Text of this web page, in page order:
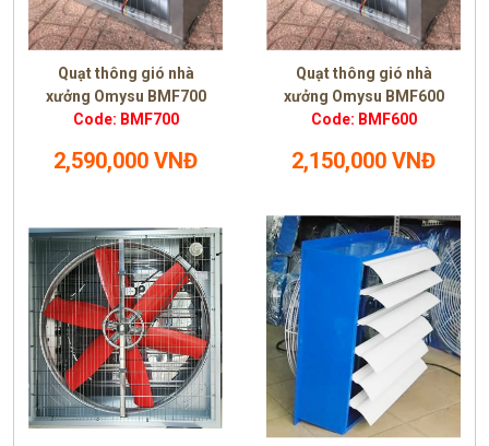
Quạt thông gió nhà
xưởng Omysu BMF700
Code: BMF700
2,590,000 VNĐ
Quạt thông gió nhà
xưởng Omysu BMF600
Code: BMF600
2,150,000 VNĐ